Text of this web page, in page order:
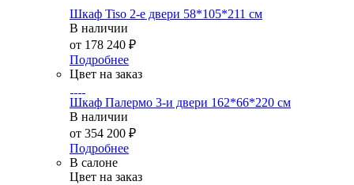
Шкаф Tiso 2-е двери 58*105*211 см
В наличии
от 178 240 ₽
Подробнее
Цвет на заказ
Шкаф Палермо 3-и двери 162*66*220 см
В наличии
от 354 200 ₽
Подробнее
В салоне
Цвет на заказ